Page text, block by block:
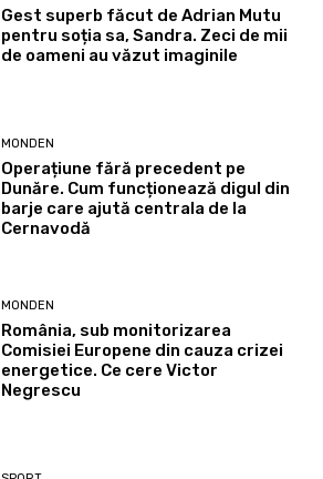
Gest superb făcut de Adrian Mutu
pentru soția sa, Sandra. Zeci de mii
de oameni au văzut imaginile
MONDEN
Operațiune fără precedent pe
Dunăre. Cum funcționează digul din
barje care ajută centrala de la
Cernavodă
MONDEN
România, sub monitorizarea
Comisiei Europene din cauza crizei
energetice. Ce cere Victor
Negrescu